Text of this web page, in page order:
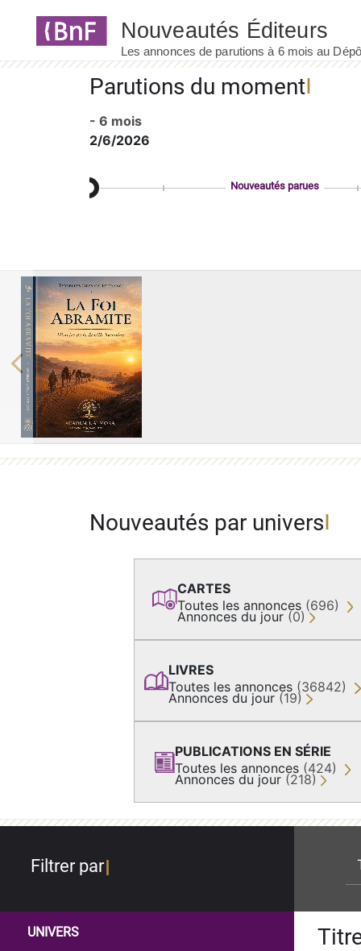
Parutions du moment
- 6 mois
2/6/2026
Nouveautés parues
Previous
Nouveautés par univers
CARTES
Toutes les annonces (696)
Annonces du jour (0)
LIVRES
Toutes les annonces (36842)
Annonces du jour (19)
PUBLICATIONS EN SÉRIE
Toutes les annonces (424)
Annonces du jour (218)
Filtrer par
UNIVERS